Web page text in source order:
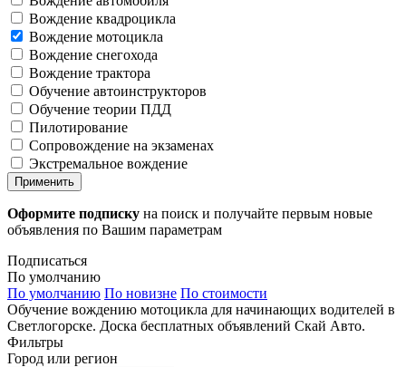
Вождение квадроцикла
Вождение мотоцикла
Вождение снегохода
Вождение трактора
Обучение автоинструкторов
Обучение теории ПДД
Пилотирование
Сопровождение на экзаменах
Экстремальное вождение
Применить
Оформите подписку на поиск и получайте первым новые
объявления по Вашим параметрам
Подписаться
По умолчанию
По умолчанию По новизне По стоимости
Обучение вождению мотоцикла для начинающих водителей в
Светлогорске. Доска бесплатных объявлений Скай Авто.
Фильтры
Город или регион